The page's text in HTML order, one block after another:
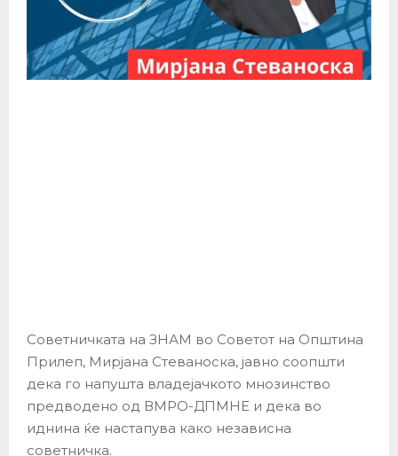
Советничката на ЗНАМ во Советот на Општина
Прилеп, Мирјана Стеваноска, јавно соопшти
дека го напушта владејачкото мнозинство
предводено од ВМРО-ДПМНЕ и дека во
иднина ќе настапува како независна
советничка.